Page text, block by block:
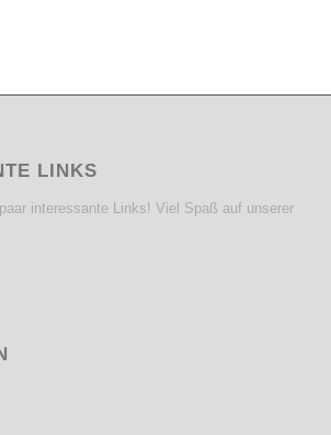
LINKS
interessante Links! Viel Spaß auf unserer